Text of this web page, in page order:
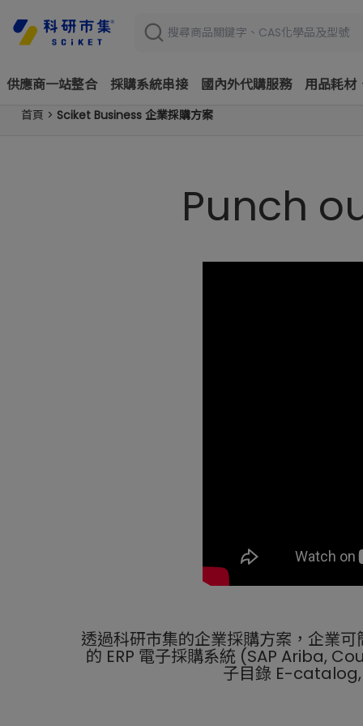
供應商一站整合 採購系統串接 國內外代購服務 用品耗材
首頁 > Sciket Business 企業採購方案
Punch
透過科研市集的企業採購方案，企業
的 ERP 電子採購系統 (SAP Ariba,
子目錄 E-catalog,